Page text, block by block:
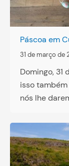
Páscoa em
31 de março de
Domingo, 31
isso
nós lhe